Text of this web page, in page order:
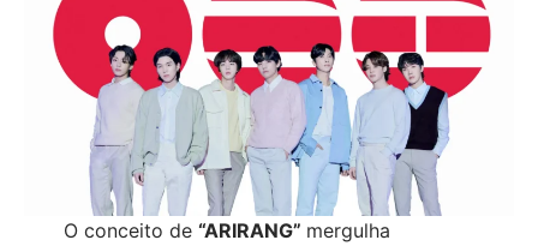
O conceito de “ARIRANG” mergulha